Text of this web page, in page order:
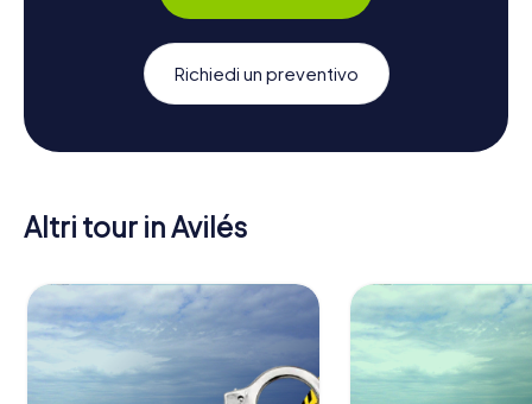
Richiedi un preventivo
Altri tour in Avilés